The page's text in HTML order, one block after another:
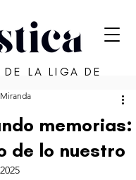
DE LA LIGA DE
memorias:
de lo nuestro